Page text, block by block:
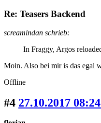
Re: Teasers Backend
screamindan schrieb:
In Fraggy, Argos
Moin. Also bei mir is das egal
Offline
#4 27.10.2017